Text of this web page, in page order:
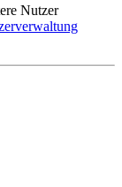
Nutzer